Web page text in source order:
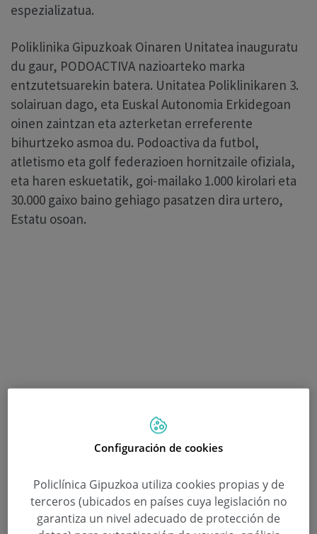
espezializatua.
Poliklinika Gipuzkoak Oinaren Unitatea inauguratu
du gaur, PODOACTIVA nazioarteko marka
entzutetsuarekin batera. Unitatea Poliklinikaren 3.
solairuan dago, eta Euskal Autonomia Erkidegoan
oinen zaintzan eta azterketan erreferente
bihurtzeko asmoa du. Podoactiva da futbol,
atletismo eta golf federazioen hornitzaile ofiziala,
eta haren eskuetatik, goi-mailako 1.000 kirolari eta
30.000 gaixo baino gehiago pasatzen dira urtero,
Estatu osoan.
Unitate berriaren aurkezpenean, Arantza Atienza
Configuración de cookies
Policlínica Gipuzkoa utiliza cookies propias y de
terceros (ubicados en países cuya legislación no
garantiza un nivel adecuado de protección de